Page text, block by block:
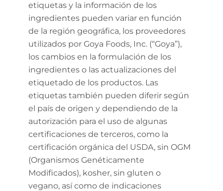
etiquetas y la información de los
ingredientes pueden variar en función
de la región geográfica, los proveedores
utilizados por Goya Foods, Inc. (“Goya”),
los cambios en la formulación de los
ingredientes o las actualizaciones del
etiquetado de los productos. Las
etiquetas también pueden diferir según
el país de origen y dependiendo de la
autorización para el uso de algunas
certificaciones de terceros, como la
certificación orgánica del USDA, sin OGM
(Organismos Genéticamente
Modificados), kosher, sin gluten o
vegano, así como de indicaciones